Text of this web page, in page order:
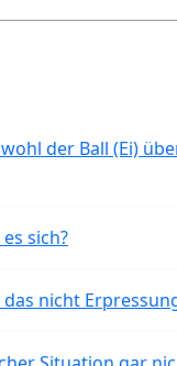
der Ball (Ei)
sich?
nicht